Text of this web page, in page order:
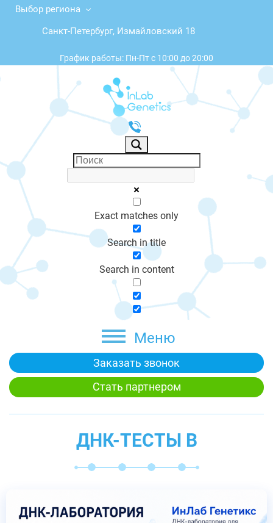
Выбор региона
Санкт-Петербург, Измайловский 18
График работы: Пн-Пт с 10:00 до 20:00
Exact matches only
Search in title
Search in content
Меню
Заказать звонок
Стать партнером
ДНК-ТЕСТЫ В